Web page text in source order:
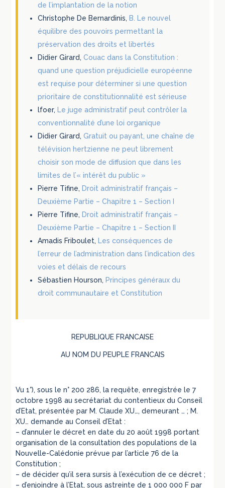
de l’implantation de la notion
Christophe De Bernardinis,B. Le nouvel
équilibre des pouvoirs permettant la
préservation des droits et libertés
Didier Girard,Couac dans la Constitution :
quand une question préjudicielle européenne
est requise pour déterminer si une question
prioritaire de constitutionnalité est sérieuse
lfoer,Le juge administratif peut contrôler la
conventionnalité d’une loi organique
Didier Girard,Gratuit ou payant, une chaîne de
télévision hertzienne ne peut librement
choisir son mode de diffusion que dans les
limites de l’« intérêt du public »
Pierre Tifine,Droit administratif français –
Deuxième Partie – Chapitre 1 – Section I
Pierre Tifine,Droit administratif français –
Deuxième Partie – Chapitre 1 – Section II
Amadis Friboulet,Les conséquences de
l’erreur de l’administration dans l’indication des
voies et délais de recours
Sébastien Hourson,Principes généraux du
droit communautaire et Constitution
REPUBLIQUE FRANCAISE
AU NOM DU PEUPLE FRANCAIS
Vu 1°), sous le n° 200 286, la requête, enregistrée le 7
octobre 1998 au secrétariat du contentieux du Conseil
d’Etat, présentée par M. Claude XU…, demeurant … ; M.
XU… demande au Conseil d’Etat :
– d’annuler le décret en date du 20 août 1998 portant
organisation de la consultation des populations de la
Nouvelle-Calédonie prévue par l’article 76 de la
Constitution ;
– de décider qu’il sera sursis à l’exécution de ce décret ;
– d’enjoindre à l’Etat, sous astreinte de 1 000 000 F par